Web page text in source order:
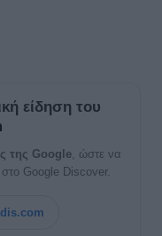
είδηση του
της Google , ώστε να
στο Google Discover.